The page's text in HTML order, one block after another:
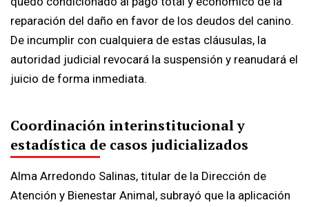
reparación del daño en favor de los deudos del canino.
De incumplir con cualquiera de estas cláusulas, la
autoridad judicial revocará la suspensión y reanudará el
juicio de forma inmediata.
Coordinación interinstitucional y
estadística de casos judicializados
Alma Arredondo Salinas, titular de la Dirección de
Atención y Bienestar Animal, subrayó que la aplicación